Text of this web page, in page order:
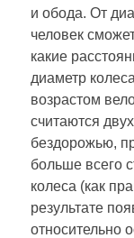
и обода. От
человек
какие
диаметр
возрастом
считаются
бездорожью,
больше всего
колеса (как
результате
относительно